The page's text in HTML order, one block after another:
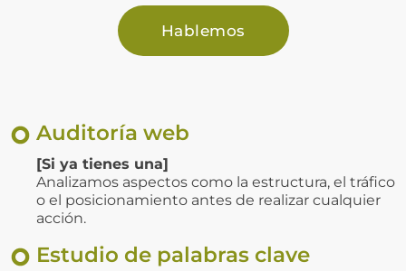
Hablemos
Auditoría web
[Si ya tienes una]
Analizamos aspectos como la estructura, el tráfico
o el posicionamiento antes de realizar cualquier
acción.
Estudio de palabras clave